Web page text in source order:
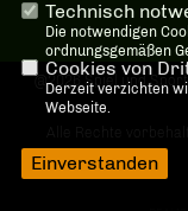
@2026 Spiel und Sport
Technisch
Die notwendigen
ordnungsgemäßen
Cookies von
Derzeit verzichten
Webseite.
Einverstanden